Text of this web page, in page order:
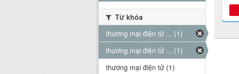
Từ khóa
thương mại điện tử ... (1)
thương mại điện tử ... (1)
thương mại điện tử (1)